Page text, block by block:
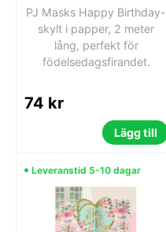
PJ Masks Happy Birthday-
skylt i papper, 2 meter
lång, perfekt för
födelsedagsfirandet.
74 kr
Lägg till
Leveranstid 5-10 dagar